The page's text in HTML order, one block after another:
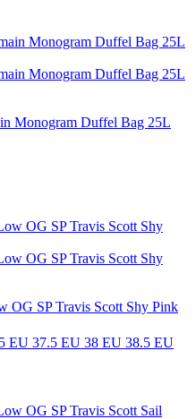
Monogram Duffel Bag 25L
OG SP Travis Scott Shy Pink
EU 37.5 EU 38 EU 38.5 EU